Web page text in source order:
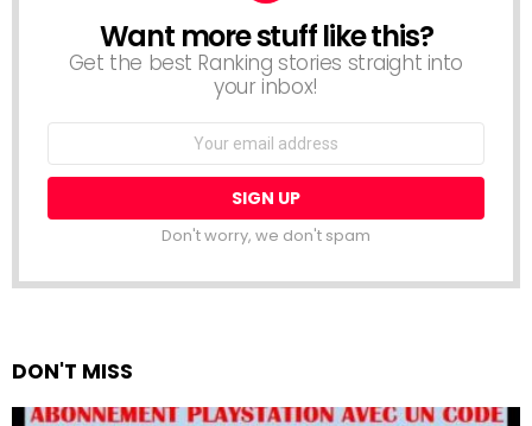
NEWSLETTER
Want more stuff like this?
Get the best Ranking stories straight into
your inbox!
Email
Don't worry, we don't spam
DON'T MISS